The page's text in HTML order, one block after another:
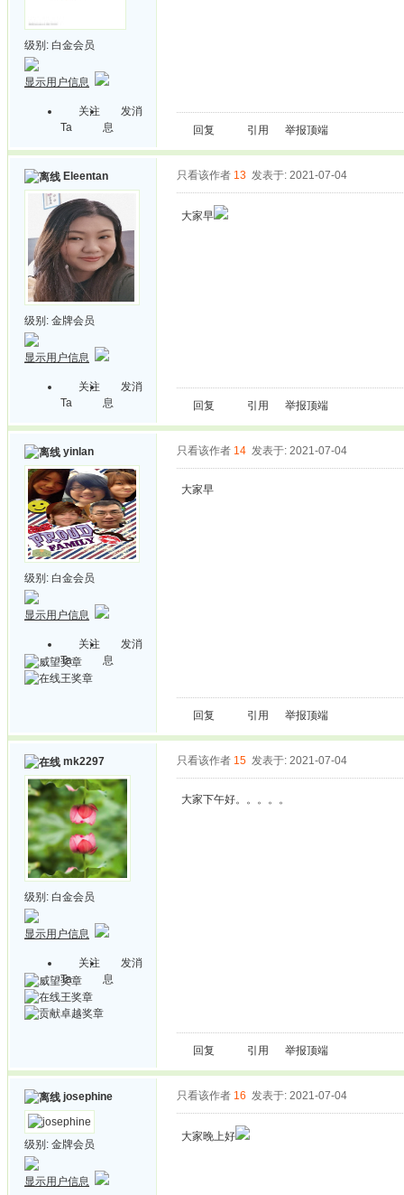
级别: 白金会员
显示用户信息
关注
Ta
发消
息
回复 引用 举报顶端
Eleentan
级别: 金牌会员
显示用户信息
关注
Ta
发消
息
只看该作者 13 发表于: 2021-07-04
大家早
回复 引用 举报顶端
yinlan
级别: 白金会员
显示用户信息
关注
Ta
发消
息
只看该作者 14 发表于: 2021-07-04
大家早
回复 引用 举报顶端
mk2297
级别: 白金会员
显示用户信息
关注
Ta
发消
息
只看该作者 15 发表于: 2021-07-04
大家下午好。。。。。
回复 引用 举报顶端
josephine
级别: 金牌会员
显示用户信息
只看该作者 16 发表于: 2021-07-04
大家晚上好